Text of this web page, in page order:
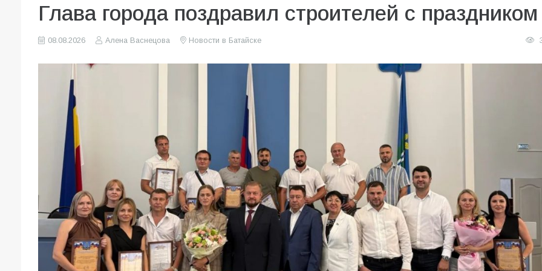
Глава города поздравил строителей с праздником
08.08.2026 Алена Васнецова Новости в Батайске